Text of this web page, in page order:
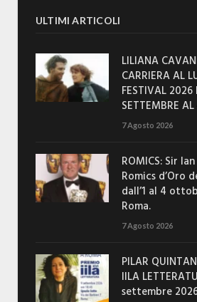
ULTIMI ARTICOLI
LILIANA
CARRIERA AL
FESTIVAL
SETTEMBRE
7 Agosto 2026
ROMICS: Sir
Romics d’Oro
dall’1 al 4
Roma.
7 Agosto 2026
PILAR
IILA
settembre